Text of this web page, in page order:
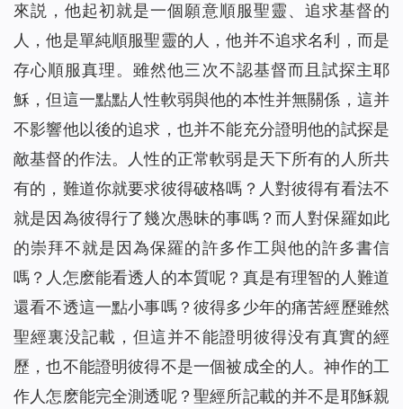
來説，他起初就是一個願意順服聖靈、追求基督的
人，他是單純順服聖靈的人，他并不追求名利，而是
存心順服真理。雖然他三次不認基督而且試探主耶
穌，但這一點點人性軟弱與他的本性并無關係，這并
不影響他以後的追求，也并不能充分證明他的試探是
敵基督的作法。人性的正常軟弱是天下所有的人所共
有的，難道你就要求彼得破格嗎？人對彼得有看法不
就是因為彼得行了幾次愚昧的事嗎？而人對保羅如此
的崇拜不就是因為保羅的許多作工與他的許多書信
嗎？人怎麽能看透人的本質呢？真是有理智的人難道
還看不透這一點小事嗎？彼得多少年的痛苦經歷雖然
聖經裏没記載，但這并不能證明彼得没有真實的經
歷，也不能證明彼得不是一個被成全的人。神作的工
作人怎麽能完全測透呢？聖經所記載的并不是耶穌親